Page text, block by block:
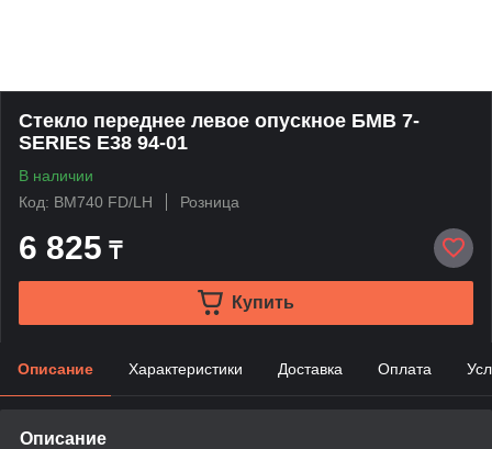
Стекло переднее левое опускное БМВ 7-
SERIES E38 94-01
В наличии
Код: BM740 FD/LH
Розница
6 825 ₸
Купить
Описание Характеристики Доставка Оплата
Описание